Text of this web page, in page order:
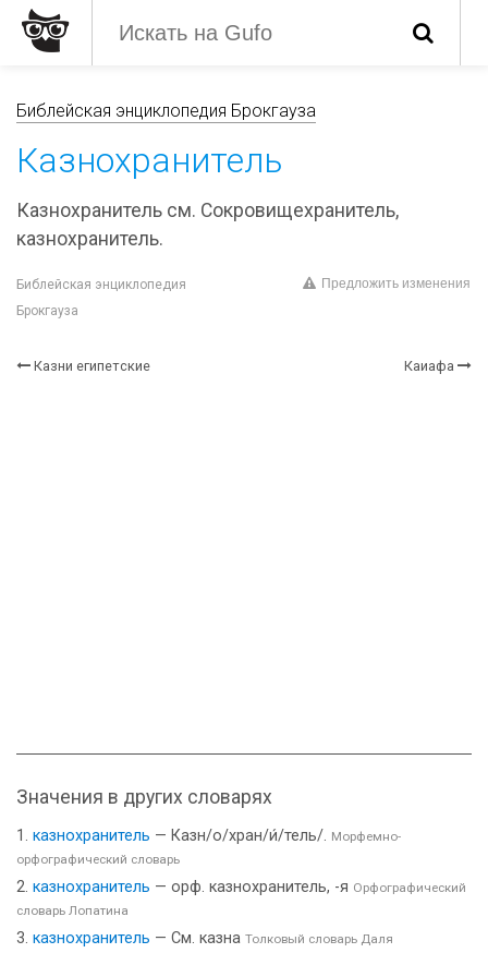
Библейская энциклопедия Брокгауза
Казнохранитель
Казнохранитель см. Сокровищехранитель,
казнохранитель.
Библейская энциклопедия
Брокгауза
Предложить изменения
Казни египетские Каиафа
Значения в других словарях
казнохранитель — Казн/о/хран/и́/тель/. Морфемно-
орфографический словарь
казнохранитель — орф. казнохранитель, -я Орфографический
словарь Лопатина
казнохранитель — См. казна Толковый словарь Даля